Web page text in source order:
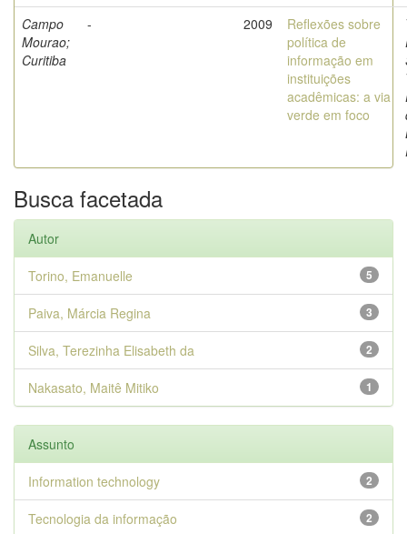
Campo
Mourao;
Curitiba
- 2009
Reflexões sobre
política de
informação em
instituições
acadêmicas: a via
verde em foco
Busca facetada
Autor
5
Torino, Emanuelle
3
Paiva, Márcia Regina
2
Silva, Terezinha Elisabeth da
1
Nakasato, Maitê Mitiko
Assunto
2
Information technology
2
Tecnologia da informação